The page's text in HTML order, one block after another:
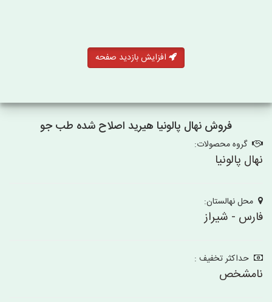
افزایش بازدید صفحه
فروش نهال پالونیا هیرید اصلاح شده طب جو
گروه محصولات:
نهال پالونیا
محل نهالستان:
فارس - شیراز
حداکثر تخفیف :
نامشخص